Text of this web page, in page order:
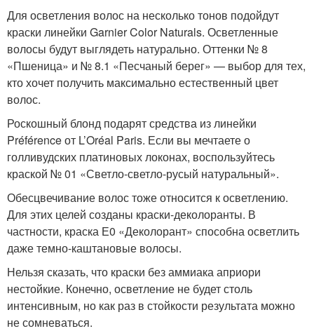
Для осветления волос на несколько тонов подойдут
краски линейки Garnier Color Naturals. Осветленные
волосы будут выглядеть натурально. Оттенки № 8
«Пшеница» и № 8.1 «Песчаный берег» — выбор для тех,
кто хочет получить максимально естественный цвет
волос.
Роскошный блонд подарят средства из линейки
Préférence от L’Oréal Paris. Если вы мечтаете о
голливудских платиновых локонах, воспользуйтесь
краской № 01 «Светло-светло-русый натуральный».
Обесцвечивание волос тоже относится к осветлению.
Для этих целей созданы краски-деколоранты. В
частности, краска Е0 «Деколорант» способна осветлить
даже темно-каштановые волосы.
Нельзя сказать, что краски без аммиака априори
нестойкие. Конечно, осветление не будет столь
интенсивным, но как раз в стойкости результата можно
не сомневаться.